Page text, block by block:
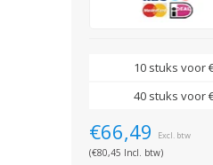
10 stuks voor
40 stuks voor
€66,49 Excl. btw
(€80,45 Incl. btw)